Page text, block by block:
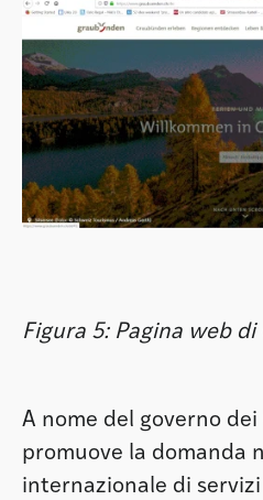
Figura 5: Pagina web di
A nome del governo dei
promuove la domanda
internazionale di